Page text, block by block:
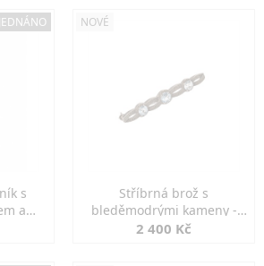
s
a
NOVÉ
Stříbrná brož s
bleděmodrými kameny -
jemná elegance
2 400 Kč